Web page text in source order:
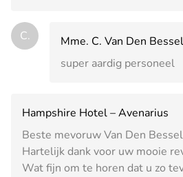
C.
Mme. C. Van Den
super aardig personeel
Hampshire Hotel – Avenarius
Beste mevoruw Van Den
Hartelijk dank voor uw mooie
Wat fijn om te horen dat u zo